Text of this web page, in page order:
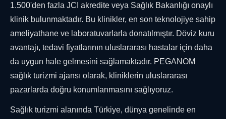
1.500'den fazla JCI akredite veya Sağlık Bakanlığı onaylı
klinik bulunmaktadır. Bu klinikler, en son teknolojiye sahip
ameliyathane ve laboratuvarlarla donatılmıştır. Döviz kuru
avantajı, tedavi fiyatlarının uluslararası hastalar için daha
da uygun hale gelmesini sağlamaktadır. PEGANOM
sağlık turizmi ajansı olarak, kliniklerin uluslararası
pazarlarda doğru konumlanmasını sağlıyoruz.
Sağlık turizmi alanında Türkiye, dünya genelinde en